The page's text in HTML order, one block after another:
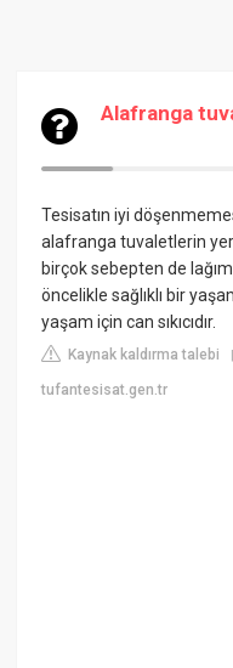
Alafranga
Tesisatın iyi
alafranga tuvaletlerin
birçok sebepten de
öncelikle sağlıklı bir
yaşam için can sıkıcıdır.
Kaynak kaldırma talebi
tufantesisat.gen.tr